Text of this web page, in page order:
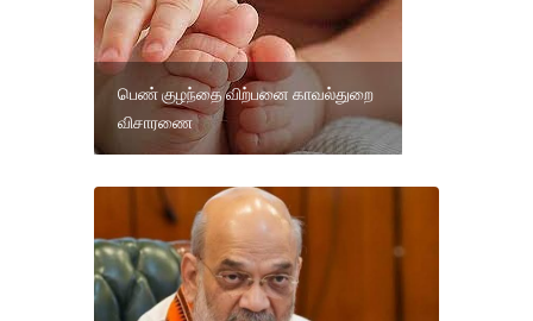
பெண் குழந்தை விற்பனை காவல்துறை
விசாரணை